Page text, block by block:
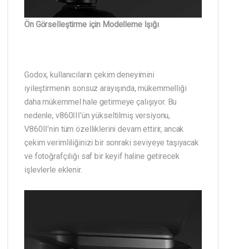
Ön Görselleştirme için Modelleme Işığı
Godox, kullanıcıların çekim deneyimini
iyileştirmenin sonsuz arayışında, mükemmelliği
daha mükemmel hale getirmeye çalışıyor. Bu
nedenle, v860III’ün yükseltilmiş versiyonu,
V860II’nin tüm özelliklerini devam ettirir, ancak
çekim verimliliğinizi bir sonraki seviyeye taşıyacak
ve fotoğrafçılığı saf bir keyif haline getirecek
işlevlerle eklenir.